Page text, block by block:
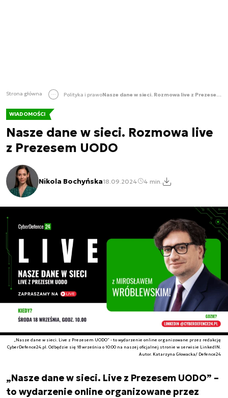
Strona główna Polityka i prawo Nasze dane w sieci. Rozmowa live z Prezesem UODO
WIADOMOŚCI
Nasze dane w sieci. Rozmowa live
z Prezesem UODO
Nikola Bochyńska18.09.2024 4 min.
„Nasze dane w sieci. Live z Prezesem UODO” - to wydarzenie online organizowane przez redakcję
CyberDefence24.pl. Odbędzie się 18 września o 10:00 na naszej oficjalnej stronie w serwisie LinkedIN.
Autor. Katarzyna Głowacka/ Defence24
„Nasze dane w sieci. Live z Prezesem UODO” –
to wydarzenie online organizowane przez